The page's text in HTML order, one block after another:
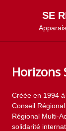
SE
Horizons
Créée en 1994
Conseil
Régional Multi-
solidarité